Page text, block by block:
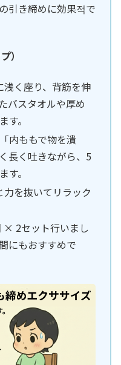
引き締めに効果적で
）
く座り、背筋を伸
バスタオルや厚め
す。
内ももで物を潰
長く吐きながら、5
す。
を抜いてリラック
× 2セット行いまし
にもおすすめで